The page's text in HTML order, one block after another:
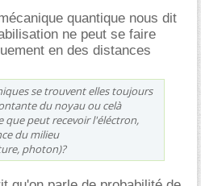
quantique nous dit
ne peut se faire
en des distances
se trouvent elles toujours
du noyau ou celà
que peut recevoir l'éléctron,
du milieu
photon)?